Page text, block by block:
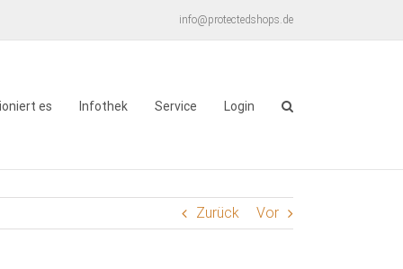
info@protectedshops.de
es Infothek Service Login
Zurück Vor